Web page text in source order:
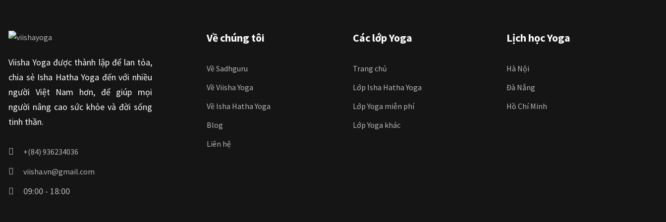
Viisha Yoga được thành lập để lan tỏa,
chia sẻ Isha Hatha Yoga đến với nhiều
người Việt Nam hơn, để giúp mọi
người nâng cao sức khỏe và đời sống
tinh thần.
+(84) 936234036
viisha.vn@gmail.com
09:00 - 18:00
Về chúng tôi
Về Sadhguru
Về Viisha Yoga
Về Isha Hatha Yoga
Blog
Liên hệ
Các lớp Yoga
Trang chủ
Lớp Isha Hatha Yoga
Lớp Yoga miễn phí
Lớp Yoga khác
Lịch học Yoga
Hà Nội
Đà Nẵng
Hồ Chí Minh